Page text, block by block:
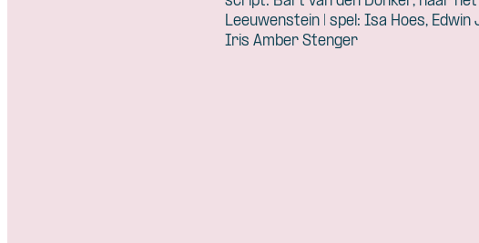
Leeuwenstein | spel: Isa Hoes,
Iris Amber Stenger